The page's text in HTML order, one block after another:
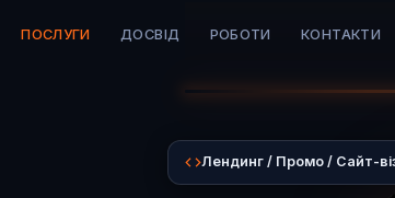
ПОСЛУГИ ДОСВІД РОБОТИ КОНТАКТИ
Лендинг / Промо / Сайт-